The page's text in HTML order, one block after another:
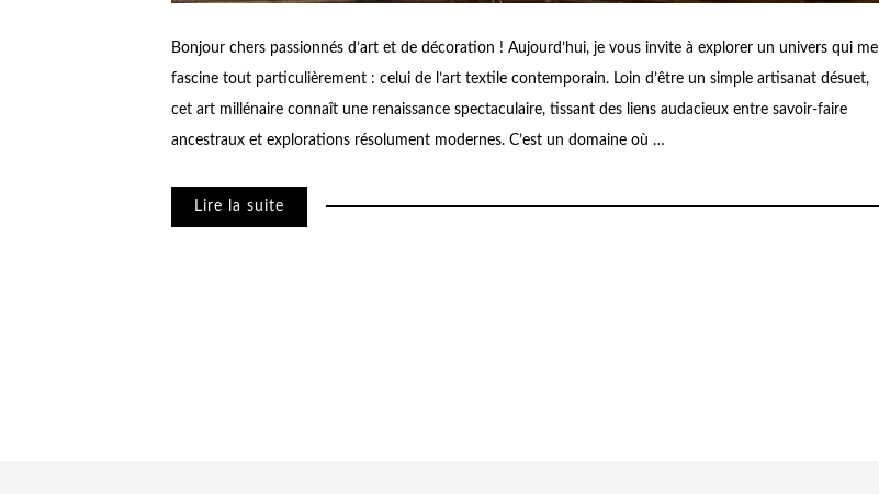
Bonjour chers passionnés d’art et de décoration ! Aujourd’hui, je vous invite à explorer un univers qui me
fascine tout particulièrement : celui de l’art textile contemporain. Loin d’être un simple artisanat désuet,
cet art millénaire connaît une renaissance spectaculaire, tissant des liens audacieux entre savoir-faire
ancestraux et explorations résolument modernes. C’est un domaine où …
Lire la suite